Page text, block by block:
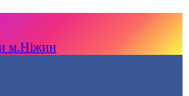
м.Ніжин